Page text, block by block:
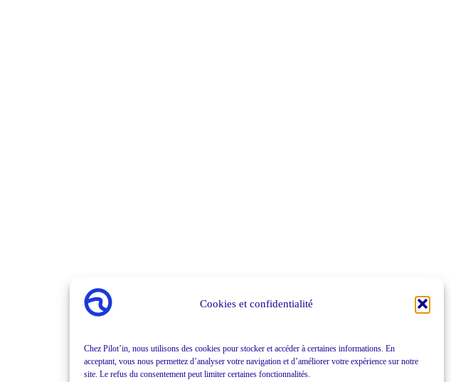
Cookies et confidentialité
Chez Pilot’in, nous utilisons des cookies pour stocker et accéder à certaines informations. En
acceptant, vous nous permettez d’analyser votre navigation et d’améliorer votre expérience sur notre
site. Le refus du consentement peut limiter certaines fonctionnalités.